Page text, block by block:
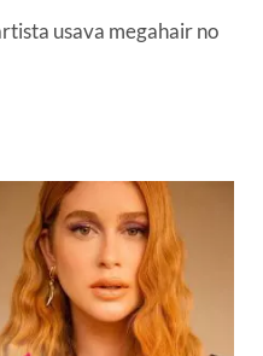
usava megahair no